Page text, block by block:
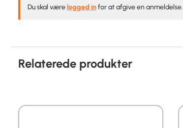
Du skal værelogged infor at afgive en anmeldelse.
Relaterede produkter